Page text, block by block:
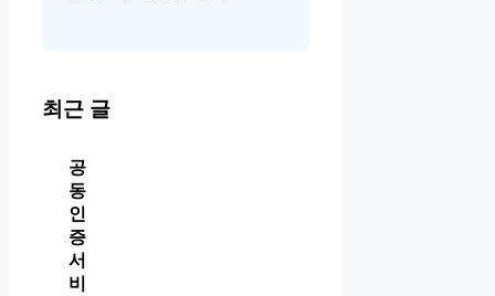
최근 글
공
동
인
증
서
비